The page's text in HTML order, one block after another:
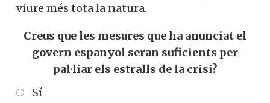
viure més tota la natura.
Creus que les mesures que ha anunciat el
govern espanyol seran suficients per
pal·liar els estralls de la crisi?
Sí